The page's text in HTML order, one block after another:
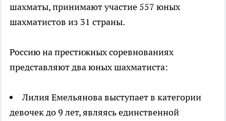
шахматы, принимают участие 557 юных
шахматистов из 31 страны.
Россию на престижных соревнованиях
представляют два юных шахматиста:
Лилия Емельянова выступает в категории
девочек до 9 лет, являясь единственной